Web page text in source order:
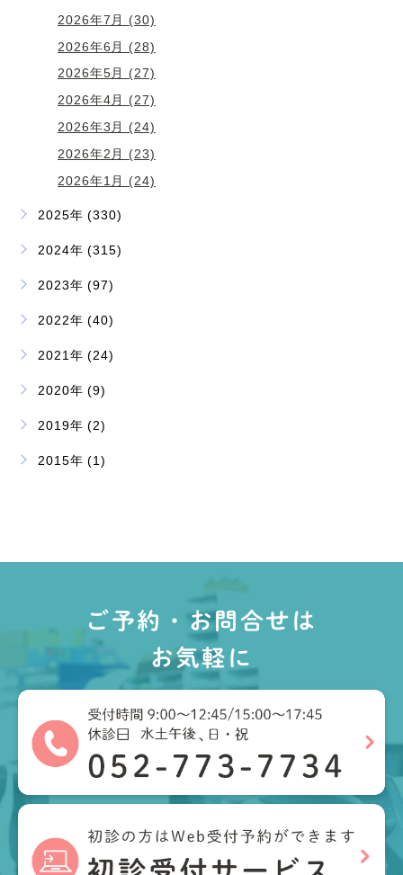
2026年7月 (30)
2026年6月 (28)
2026年5月 (27)
2026年4月 (27)
2026年3月 (24)
2026年2月 (23)
2026年1月 (24)
2025年 (330)
2024年 (315)
2023年 (97)
2022年 (40)
2021年 (24)
2020年 (9)
2019年 (2)
2015年 (1)
ご予約・お問合せは
お気軽に